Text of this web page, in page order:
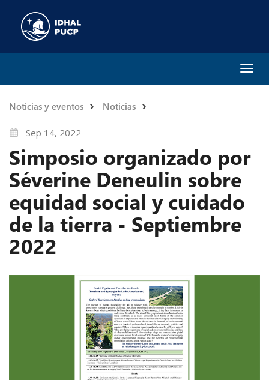
Noticias y eventos Noticias
Sep 14, 2022
Simposio organizado por
Séverine Deneulin sobre
equidad social y cuidado
de la tierra - Septiembre
2022